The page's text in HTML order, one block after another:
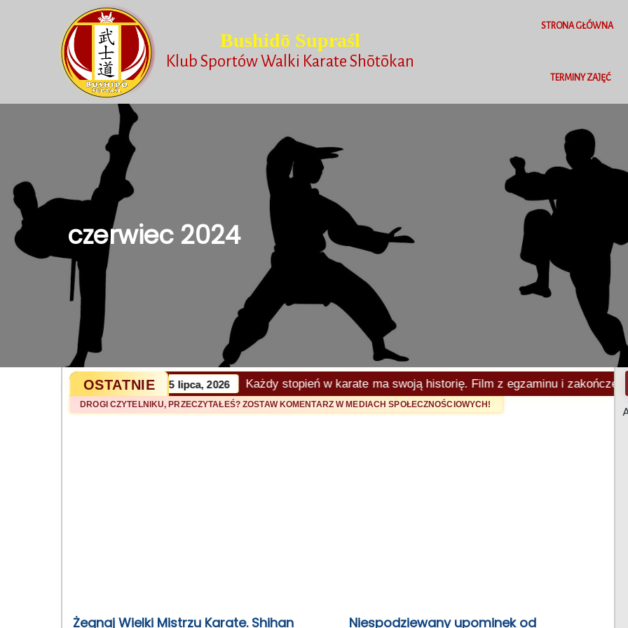
Bushidō Supraśl
Klub Sportów Walki Karate Shōtōkan
STRONA GŁÓWNA
TERMINY ZAJĘĆ
czerwiec 2024
OSTATNIE
Artykuł z 15 lipca, 2026 Każdy stopień w karate ma swoją historię. Film z egzaminu i zakończenia
DROGI CZYTELNIKU, PRZECZYTAŁEŚ? ZOSTAW KOMENTARZ W MEDIACH SPOŁECZNOŚCIOWYCH!
Żegnaj Wielki Mistrzu Karate. Shihan Niespodziewany upominek od